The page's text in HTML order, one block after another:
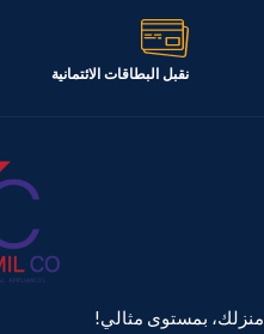
نقبل البطاقات الائتمانية
منزلك، بمستوى مثالي!